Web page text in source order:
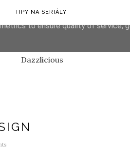
TIPY NA SERIÁLY
analyze traffic. Your IP address
to ensure quality of service,